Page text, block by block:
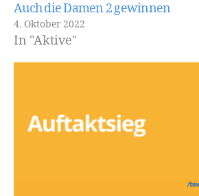
Auch die Damen 2 gewinnen
4. Oktober 2022
In "Aktive"